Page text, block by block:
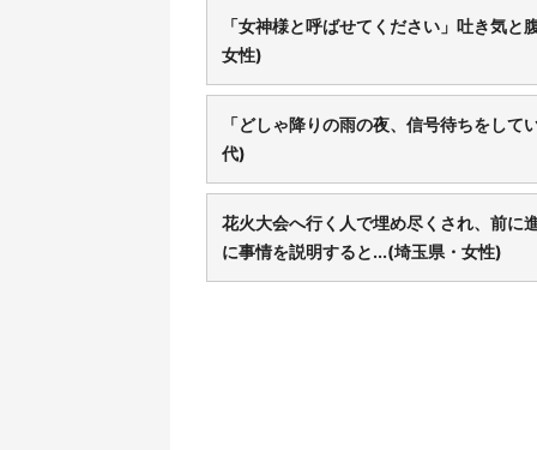
「女神様と呼ばせてください」吐き気
女性)
「どしゃ降りの雨の夜、信号待ちをし
代)
花火大会へ行く人で埋め尽くされ、前に
に事情を説明すると...(埼玉県・女性)